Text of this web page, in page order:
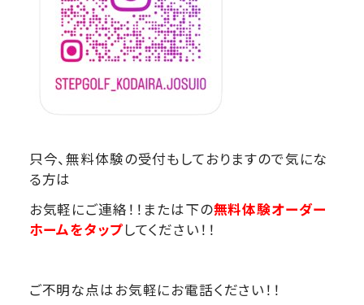
只今、無料体験の受付もしておりますので気にな
る方は
お気軽にご連絡！！または下の無料体験オーダー
ホームをタップしてください！！
ご不明な点はお気軽にお電話ください！！